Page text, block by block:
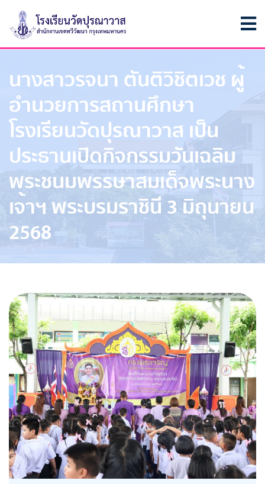
นางสาวรจนา ตันติวิชิตเวช ผู้
อำนวยการสถานศึกษา
โรงเรียนวัดปุรณาวาส เป็น
ประธานเปิดกิจกรรมวันเฉลิม
พระชนมพรรษาสมเด็จพระนาง
เจ้าฯ พระบรมราชินี 3 มิถุนายน
2568